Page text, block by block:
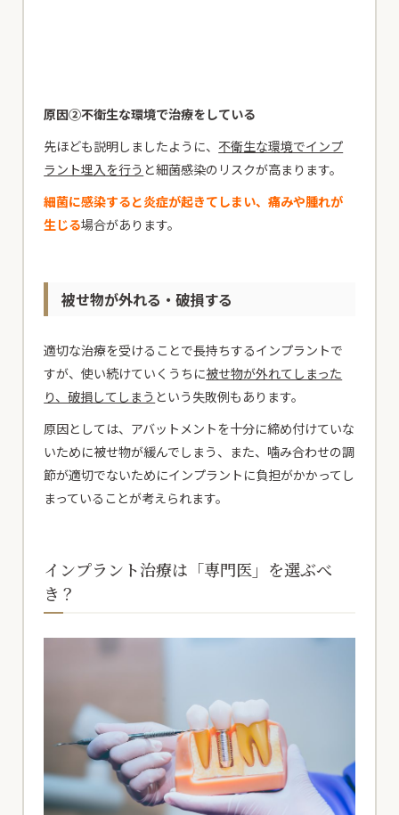
原因②不衛生な環境で治療をしている
先ほども説明しましたように、不衛生な環境でインプ
ラント埋入を行う と細菌感染のリスクが高まります。
細菌に感染すると炎症が起きてしまい、痛みや腫れが
生じる場合があります。
被せ物が外れる・破損する
適切な治療を受けることで長持ちするインプラントで
すが、使い続けていくうちに被せ物が外れてしまった
り、破損してしまう という失敗例もあります。
原因としては、アバットメントを十分に締め付けていな
いために被せ物が緩んでしまう、また、噛み合わせの調
節が適切でないためにインプラントに負担がかかってし
まっていることが考えられます。
インプラント治療は「専門医」を選ぶべ
き？